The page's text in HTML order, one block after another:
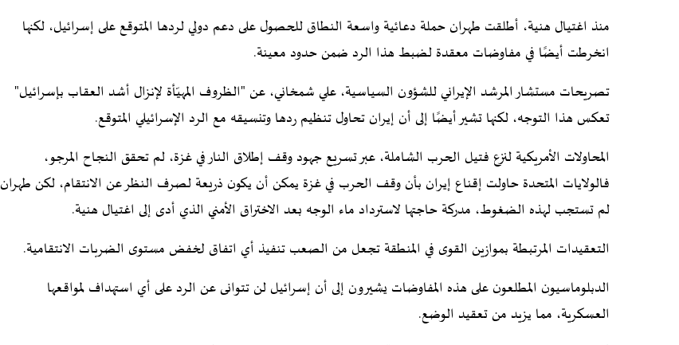
منذ اغتيال هنية، أطلقت طهران حملة دعائية واسعة النطاق للحصول على دعم دولي لردها المتوقع على إسرائيل، لكنها
انخرطت أيضًا في مفاوضات معقدة لضبط هذا الرد ضمن حدود معينة.
تصريحات مستشار المرشد الإيراني للشؤون السياسية، علي شمخاني، عن "الظروف المهيّأة لإنزال أشد العقاب بإسرائيل"
تعكس هذا التوجه، لكنها تشير أيضًا إلى أن إيران تحاول تنظيم ردها وتنسيقه مع الرد الإسرائيلي المتوقع.
المحاولات الأمريكية لنزع فتيل الحرب الشاملة، عبر تسريع جهود وقف إطلاق النار في غزة، لم تحقق النجاح المرجو،
فالولايات المتحدة حاولت إقناع إيران بأن وقف الحرب في غزة يمكن أن يكون ذريعة لصرف النظر عن الانتقام، لكن طهران
لم تستجب لهذه الضغوط، مدركة حاجتها لاسترداد ماء الوجه بعد الاختراق الأمني الذي أدى إلى اغتيال هنية.
التعقيدات المرتبطة بموازين القوى في المنطقة تجعل من الصعب تنفيذ أي اتفاق لخفض مستوى الضربات الانتقامية.
الدبلوماسيون المطلعون على هذه المفاوضات يشيرون إلى أن إسرائيل لن تتوانى عن الرد على أي استهداف لمواقعها
العسكرية، مما يزيد من تعقيد الوضع.